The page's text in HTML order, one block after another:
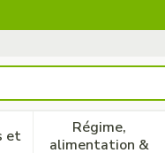
et
Régime,
alimentation &